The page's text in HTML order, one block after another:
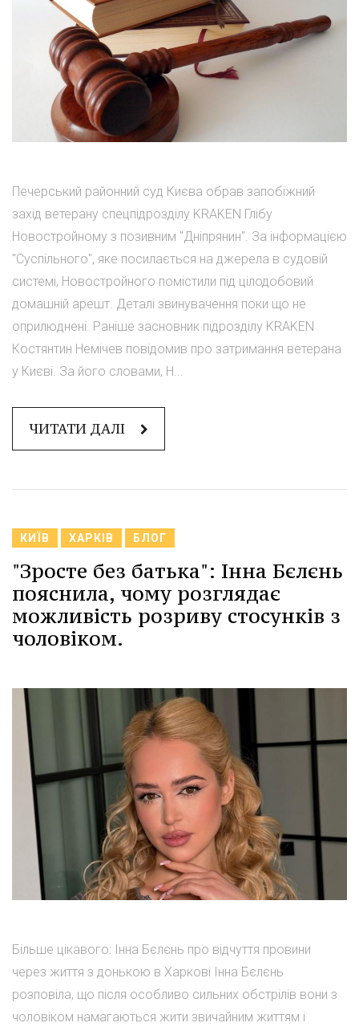
Печерський районний суд Києва обрав запобіжний
захід ветерану спецпідрозділу KRAKEN Глібу
Новостройному з позивним "Дніпрянин". За інформацією
"Суспільного", яке посилається на джерела в судовій
системі, Новостройного помістили під цілодобовий
домашній арешт. Деталі звинувачення поки що не
оприлюднені. Раніше засновник підрозділу KRAKEN
Костянтин Немічев повідомив про затримання ветерана
у Києві. За його словами, Н...
ЧИТАТИ ДАЛІ
КИЇВ ХАРКІВ БЛОГ
"Зросте без батька": Інна Бєлєнь
пояснила, чому розглядає
можливість розриву стосунків з
чоловіком.
Більше цікавого: Інна Бєлєнь про відчуття провини
через життя з донькою в Харкові Інна Бєлєнь
розповіла, що після особливо сильних обстрілів вони з
чоловіком намагаються жити звичайним життям і